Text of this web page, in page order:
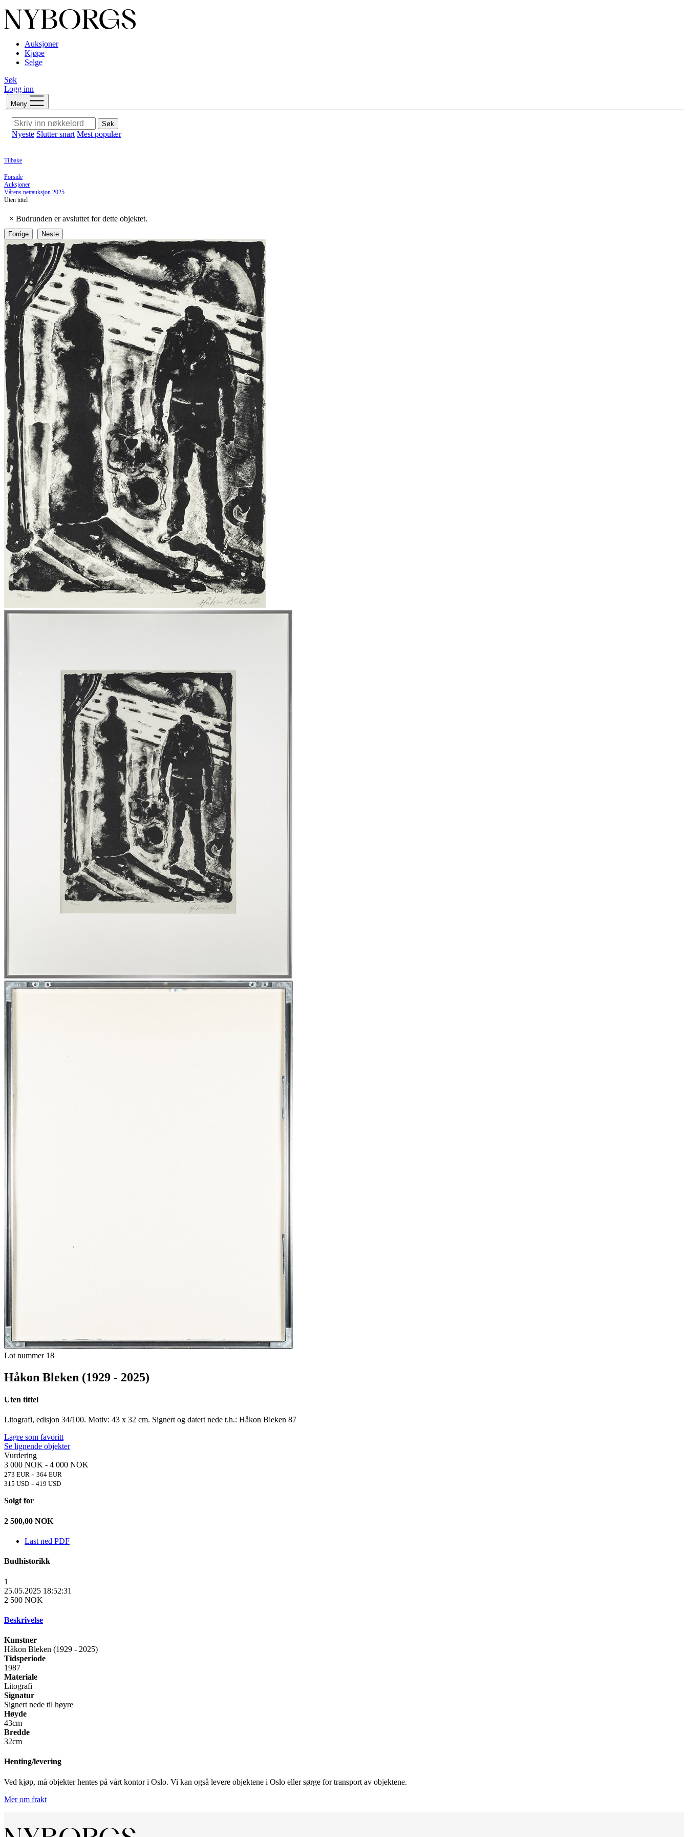
Auksjoner
Kjøpe
Selge
Søk
Logg inn
Meny
Søk
Nyeste Slutter snart Mest populær
Tilbake
Forside
Auksjoner
Vårens nettauksjon 2025
Uten tittel
× Budrunden er avsluttet for dette objektet.
Forrige Neste
Lot nummer 18
Håkon Bleken (1929 - 2025)
Uten tittel
Litografi, edisjon 34/100. Motiv: 43 x 32 cm. Signert og datert nede t.h.: Håkon Bleken 87
Lagre som favoritt
Se lignende objekter
Vurdering
3 000 NOK - 4 000 NOK
273 EUR - 364 EUR
315 USD - 419 USD
Solgt for
2 500,00 NOK
Last ned PDF
Budhistorikk
1
25.05.2025 18:52:31
2 500 NOK
Beskrivelse
Kunstner
Håkon Bleken (1929 - 2025)
Tidsperiode
1987
Materiale
Litografi
Signatur
Signert nede til høyre
Høyde
43cm
Bredde
32cm
Henting/levering
Ved kjøp, må objekter hentes på vårt kontor i Oslo. Vi kan også levere objektene i Oslo eller sørge for transport av objektene.
Mer om frakt